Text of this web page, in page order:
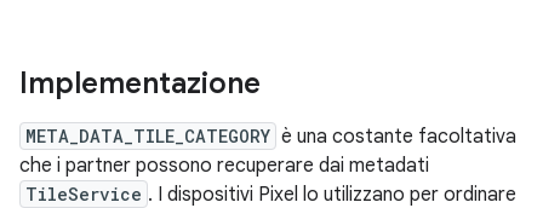
Implementazione
META_DATA_TILE_CATEGORY è una costante facoltativa
che i partner possono recuperare dai metadati
TileService . I dispositivi Pixel lo utilizzano per ordinare